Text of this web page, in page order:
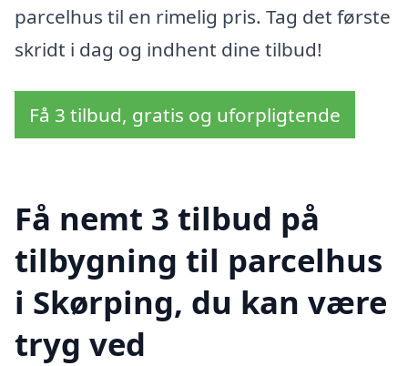
parcelhus til en rimelig pris. Tag det første
skridt i dag og indhent dine tilbud!
Få 3 tilbud, gratis og uforpligtende
Få nemt 3 tilbud på
tilbygning til parcelhus
i Skørping, du kan være
tryg ved